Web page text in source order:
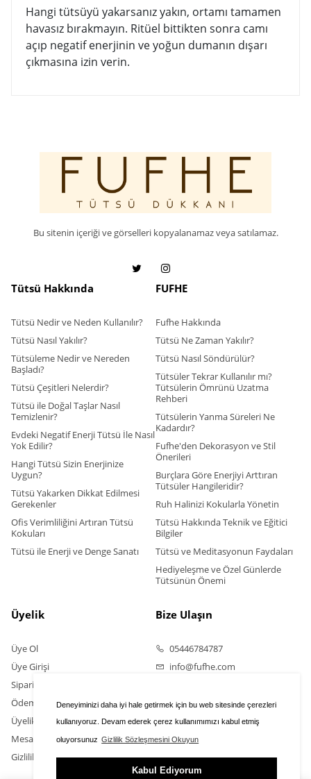
Deneyiminizi daha iyi hale getirmek için bu web sitesinde çerezleri
kullanıyoruz. Devam ederek çerez kullanımımızı kabul etmiş
oluyorsunuz Gizlilik Sözleşmesini Okuyun
Kabul Ediyorum
Hangi tütsüyü yakarsanız yakın, ortamı tamamen
havasız bırakmayın. Ritüel bittikten sonra camı
açıp negatif enerjinin ve yoğun dumanın dışarı
çıkmasına izin verin.
Bu sitenin içeriği ve görselleri kopyalanamaz veya satılamaz.
Tütsü Hakkında
Tütsü Nedir ve Neden Kullanılır?
Tütsü Nasıl Yakılır?
Tütsüleme Nedir ve Nereden
Başladı?
Tütsü Çeşitleri Nelerdir?
Tütsü ile Doğal Taşlar Nasıl
Temizlenir?
Evdeki Negatif Enerji Tütsü İle Nasıl
Yok Edilir?
Hangi Tütsü Sizin Enerjinize
Uygun?
Tütsü Yakarken Dikkat Edilmesi
Gerekenler
Ofis Verimliliğini Artıran Tütsü
Kokuları
Tütsü ile Enerji ve Denge Sanatı
FUFHE
Fufhe Hakkında
Tütsü Ne Zaman Yakılır?
Tütsü Nasıl Söndürülür?
Tütsüler Tekrar Kullanılır mı?
Tütsülerin Ömrünü Uzatma
Rehberi
Tütsülerin Yanma Süreleri Ne
Kadardır?
Fufhe'den Dekorasyon ve Stil
Önerileri
Burçlara Göre Enerjiyi Arttıran
Tütsüler Hangileridir?
Ruh Halinizi Kokularla Yönetin
Tütsü Hakkında Teknik ve Eğitici
Bilgiler
Tütsü ve Meditasyonun Faydaları
Hediyeleşme ve Özel Günlerde
Tütsünün Önemi
Üyelik
Üye Ol
Üye Girişi
Sipariş Takip
Ödeme Bildirimi Yapın
Üyelik Sözleşmesi
Mesafeli Satış Sözleşmesi
Gizlilik Sözleşmesi
Bize Ulaşın
05446784787
info@fufhe.com